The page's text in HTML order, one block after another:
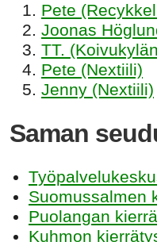
Pete
Joonas
TT.
Pete (Nextiili)
Jenny (Nextiili)
Saman
Suomussalmen
Puolangan
Kuhmon